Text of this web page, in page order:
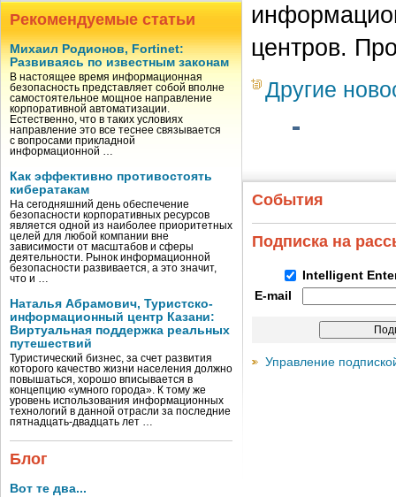
Рекомендуемые статьи
Михаил Родионов, Fortinet:
Развиваясь по известным законам
В настоящее время информационная
безопасность представляет собой вполне
самостоятельное мощное направление
корпоративной автоматизации.
Естественно, что в таких условиях
направление это все теснее связывается
с вопросами прикладной
информационной …
Как эффективно противостоять
кибератакам
На сегодняшний день обеспечение
безопасности корпоративных ресурсов
является одной из наиболее приоритетных
целей для любой компании вне
зависимости от масштабов и сферы
деятельности. Рынок информационной
безопасности развивается, а это значит,
что и …
Наталья Абрамович, Туристско-
информационный центр Казани:
Виртуальная поддержка реальных
путешествий
Туристический бизнес, за счет развития
которого качество жизни населения должно
повышаться, хорошо вписывается в
концепцию «умного города». К тому же
уровень использования информационных
технологий в данной отрасли за последние
пятнадцать-двадцать лет …
Блог
Вот те два...
центров.
Другие
События
Подписка на
Intelligent
E-mail
Управление